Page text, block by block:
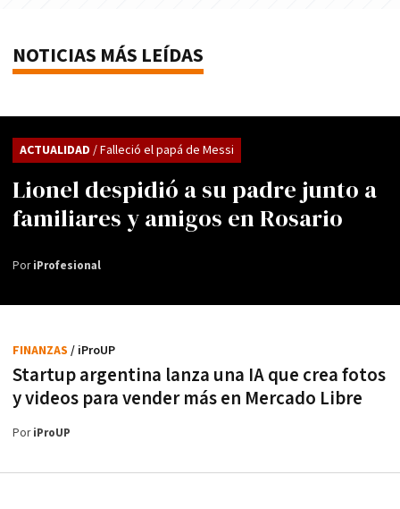
NOTICIAS MÁS LEÍDAS
Lionel despidió a su padre junto a
familiares y amigos en Rosario
ACTUALIDAD / Falleció el papá de Messi
PoriProfesional
Startup argentina lanza una IA que crea fotos
y videos para vender más en Mercado Libre
FINANZAS / iProUP
PoriProUP